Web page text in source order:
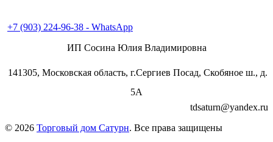
+7 (903) 224-96-38 - WhatsApp
ИП Сосина Юлия Владимировна
141305, Московская область, г.Сергиев Посад, Скобяное ш., д.
5А
tdsaturn@yandex.ru
© 2026 Торговый дом Сатурн. Все права защищены